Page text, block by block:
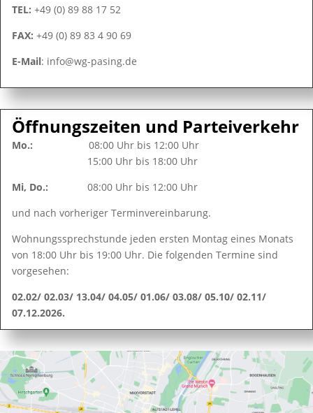
TEL: +49 (0) 89 88 17 52
FAX: +49 (0) 89 83 4 90 69
E-Mail: info@wg-pasing.de
Öffnungszeiten und Parteiverkehr
Mo.: 08:00 Uhr bis 12:00 Uhr
15:00 Uhr bis 18:00 Uhr
Mi, Do.: 08:00 Uhr bis 12:00 Uhr
und nach vorheriger Terminvereinbarung.
Wohnungssprechstunde jeden ersten Montag eines Monats
von 18:00 Uhr bis 19:00 Uhr. Die folgenden Termine sind
vorgesehen:
02.02/ 02.03/ 13.04/ 04.05/ 01.06/ 03.08/ 05.10/ 02.11/
07.12.2026.